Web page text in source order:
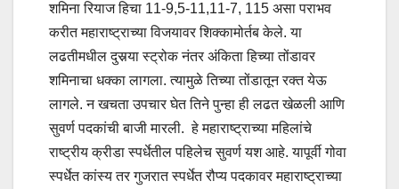
शमिना रियाज हिचा 11-9,5-11,11-7, 115 असा पराभव
करीत महाराष्ट्राच्या विजयावर शिक्कामोर्तब केले. या
लढतीमधील दुसर्‍या स्ट्रोक नंतर अंकिता हिच्या तोंडावर
शमिनाचा धक्का लागला. त्यामुळे तिच्या तोंडातून रक्त येऊ
लागले. न खचता उपचार घेत तिने पुन्हा ही लढत खेळली आणि
सुवर्ण पदकांची बाजी मारली. हे महाराष्ट्राच्या महिलांचे
राष्ट्रीय क्रीडा स्पर्धेतील पहिलेच सुवर्ण यश आहे. यापूर्वी गोवा
स्पर्धेत कांस्य तर गुजरात स्पर्धेत रौप्य पदकावर महाराष्ट्राच्या